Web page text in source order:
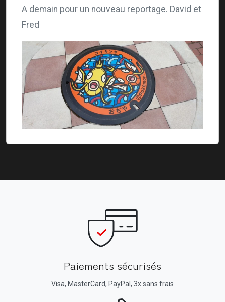
A demain pour un nouveau reportage. David et
Fred
Paiements sécurisés
Visa, MasterCard, PayPal, 3x sans frais